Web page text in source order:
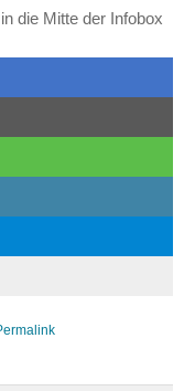
die Mitte der Infobox